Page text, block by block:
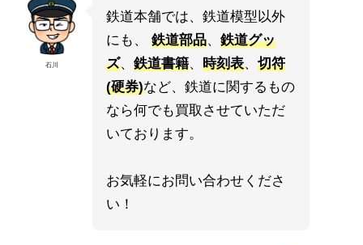
石川
鉄道本舗では、鉄道模型以外
にも、 鉄道部品、 鉄道グッ
ズ、 鉄道書籍、 時刻表、 切符
(硬券)など、鉄道に関するもの
なら何でも買取させていただ
いております。
お気軽にお問い合わせくださ
い！